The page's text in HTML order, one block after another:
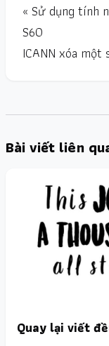
« Sử dụng tính
S60
ICANN xóa
Bài viết liên
Quay lại viết